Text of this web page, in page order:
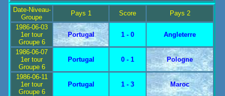
Date-Niveau-
Groupe
Pays 1 Score
Pays 2
1986-06-03
1er tour
Groupe 6
Portugal 1 - 0 Angleterre
1986-06-07
1er tour
Groupe 6
Portugal 0 - 1 Pologne
1986-06-11
1er tour
Groupe 6
Portugal 1 - 3 Maroc